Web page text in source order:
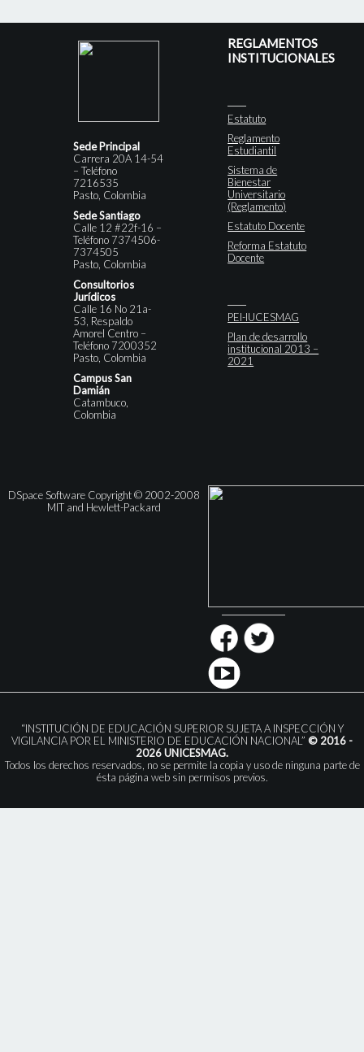
Sede Principal
Carrera 20A 14-54
– Teléfono
7216535
Pasto, Colombia
Sede Santiago
Calle 12 #22f-16 –
Teléfono 7374506-
7374505
Pasto, Colombia
Consultorios
Jurídicos
Calle 16 No 21a-
53, Respaldo
Amorel Centro –
Teléfono 7200352
Pasto, Colombia
Campus San
Damián
Catambuco,
Colombia
REGLAMENTOS
INSTITUCIONALES
Estatuto
Reglamento
Estudiantil
Sistema de
Bienestar
Universitario
(Reglamento)
Estatuto Docente
Reforma Estatuto
Docente
PEI-IUCESMAG
Plan de desarrollo
institucional 2013 –
2021
DSpace Software Copyright © 2002-2008
MIT and Hewlett-Packard
“INSTITUCIÓN DE EDUCACIÓN SUPERIOR SUJETA A INSPECCIÓN Y
VIGILANCIA POR EL MINISTERIO DE EDUCACIÓN NACIONAL” © 2016 -
2026 UNICESMAG.
Todos los derechos reservados, no se permite la copia y uso de ninguna parte de
ésta página web sin permisos previos.